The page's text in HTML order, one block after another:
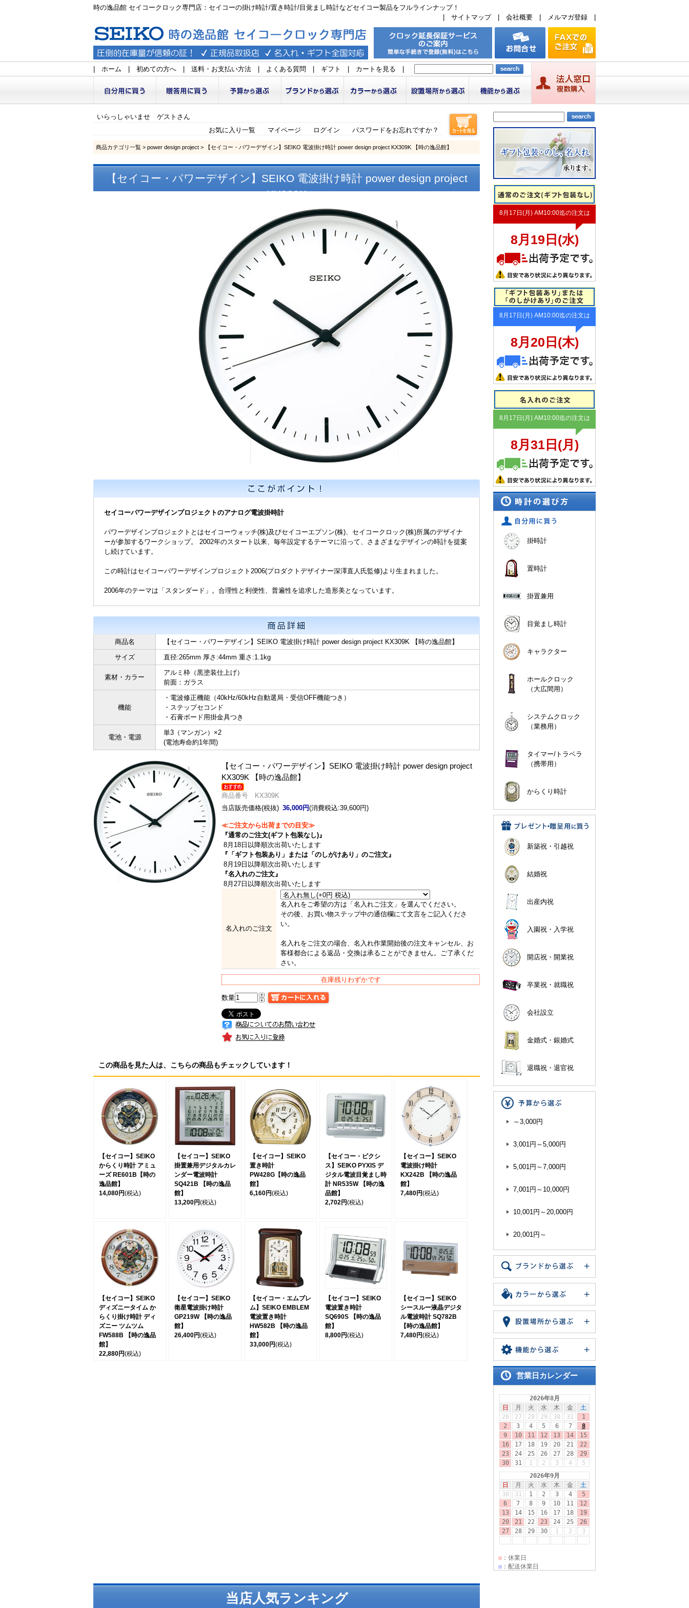
時の逸品館 セイコークロック専門店：セイコーの掛け時計/置き時計/目覚まし時計などセイコー製品をフルラインナップ！
サイトマップ| 会社概要 メルマガ登録
ホーム 初めての方へ 送料・お支払い方法 よくある質問 ギフト カートを見る
いらっしゃいませ ゲストさん
お気に入り一覧
マイページ ログイン パスワードをお忘れですか？
商品カテゴリ一覧 > power design project > 【セイコー・パワーデザイン】SEIKO 電波掛け時計 power design project KX309K 【時の逸品館】
【セイコー・パワーデザイン】SEIKO 電波掛け時計 power design project
KX309K
セイコーパワーデザインプロジェクトのアナログ電波掛時計
パワーデザインプロジェクトとはセイコーウォッチ(株)及びセイコーエプソン(株)、セイコークロック(株)所属のデザイナ
ーが参加するワークショップ。 2002年のスタート以来、毎年設定するテーマに沿って、さまざまなデザインの時計を提案
し続けています。
この時計はセイコーパワーデザインプロジェクト2006(プロダクトデザイナー深澤直人氏監修)より生まれました。
2006年のテーマは「スタンダード」。合理性と利便性、普遍性を追求した造形美となっています。
商品名
【セイコー・パワーデザイン】SEIKO 電波掛け時計 power design project KX309K 【時の逸品館】
サイズ
直径:265mm 厚さ:44mm 重さ:1.1kg
素材・カラー
アルミ枠（黒塗装仕上げ）
前面：ガラス
機能
・電波修正機能（40kHz/60kHz自動選局・受信OFF機能つき）
・ステップセコンド
・石膏ボード用掛金具つき
電池・電源
単3（マンガン）×2
(電池寿命約1年間)
【セイコー・パワーデザイン】SEIKO 電波掛け時計 power design project
KX309K 【時の逸品館】
商品番号 KX309K
当店販売価格(税抜) 36,000円(消費税込:39,600円)
≪ご注文から出荷までの目安≫
『通常のご注文(ギフト包装なし)』
8月18日以降順次出荷いたします
『「ギフト包装あり」または「のしがけあり」のご注文』
8月19日以降順次出荷いたします
『名入れのご注文』
8月27日以降順次出荷いたします
名入れのご注文
名入れをご希望の方は「名入れご注文」を選んでください。
その後、お買い物ステップ中の通信欄にて文言をご記入くださ
い。
名入れをご注文の場合、名入れ作業開始後の注文キャンセル、お
客様都合による返品・交換は承ることができません。ご了承くだ
さい。
在庫残りわずかです
数量
この商品を見た人は、こちらの商品もチェックしています！
【セイコー】SEIKO
からくり時計 アミュ
ーズ RE601B【時の
逸品館】
14,080円(税込)
【セイコー】SEIKO
掛置兼用デジタルカレ
ンダー電波時計
SQ421B 【時の逸品
館】
13,200円(税込)
【セイコー】SEIKO
置き時計
PW428G【時の逸品
館】
6,160円(税込)
【セイコー・ピクシ
ス】SEIKO PYXIS デ
ジタル電波目覚まし時
計 NR535W 【時の逸
品館】
2,702円(税込)
【セイコー】SEIKO
電波掛け時計
KX242B 【時の逸品
館】
7,480円(税込)
【セイコー】SEIKO
ディズニータイム か
らくり掛け時計 ディ
ズニー ツムツム
FW588B 【時の逸品
館】
22,880円(税込)
【セイコー】SEIKO
衛星電波掛け時計
GP219W 【時の逸品
館】
26,400円(税込)
【セイコー・エムブレ
ム】SEIKO EMBLEM
電波置き時計
HW582B 【時の逸品
館】
33,000円(税込)
【セイコー】SEIKO
電波置き時計
SQ690S 【時の逸品
館】
8,800円(税込)
【セイコー】SEIKO
シースルー液晶デジタ
ル電波時計 SQ782B
【時の逸品館】
7,480円(税込)
掛時計
置時計
掛置兼用
目覚まし時計
キャラクター
ホールクロック
（大広間用）
システムクロック
（業務用）
タイマー/トラベラ
（携帯用）
からくり時計
新築祝・引越祝
結婚祝
出産内祝
入園祝・入学祝
開店祝・開業祝
卒業祝・就職祝
会社設立
金婚式・銀婚式
退職祝・退官祝
～3,000円
3,001円～5,000円
5,001円～7,000円
7,001円～10,000円
10,001円～20,000円
20,001円～
営業日カレンダー
当店人気ランキング